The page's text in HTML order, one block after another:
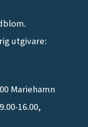
utgivare:
Mariehamn
16.00,